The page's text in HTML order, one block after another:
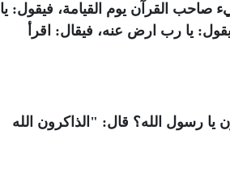
القرآن يوم القيامة، فيقول: يا
يا رب ارض عنه، فيقال: اقرأ
رسول الله؟ قال: "الذاكرون الله